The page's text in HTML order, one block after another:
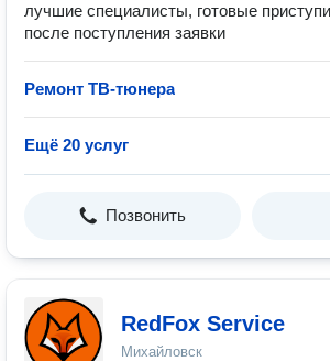
лучшие специалисты, готовые
после поступления заявки
Ремонт ТВ-тюнера
Ещё 20 услуг
Позвонить
RedFox Service
Михайловск